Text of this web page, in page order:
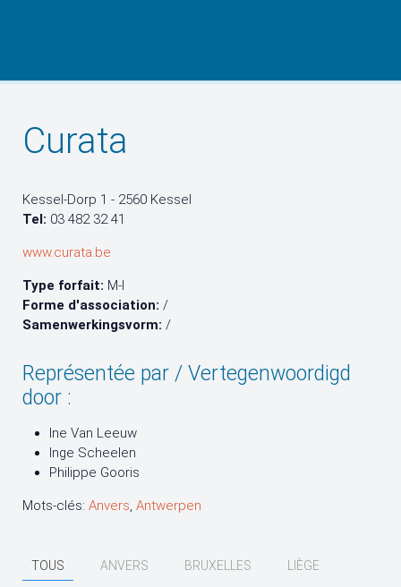
Curata
Kessel-Dorp 1 - 2560 Kessel
Tel: 03 482 32 41
www.curata.be
Type forfait: M-I
Forme d'association: /
Samenwerkingsvorm: /
Représentée par / Vertegenwoordigd
door :
Ine Van Leeuw
Inge Scheelen
Philippe Gooris
Mots-clés: Anvers, Antwerpen
TOUS ANVERS BRUXELLES LIÈGE